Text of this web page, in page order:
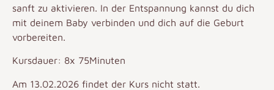
sanft zu aktivieren. In der Entspannung kannst du dich
mit deinem Baby verbinden und dich auf die Geburt
vorbereiten.
Kursdauer: 8x 75Minuten
Am 13.02.2026 findet der Kurs nicht statt.